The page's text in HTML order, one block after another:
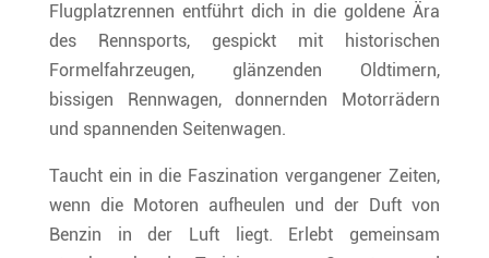
Flugplatzrennen entführt dich in die goldene Ära
des Rennsports, gespickt mit historischen
Formelfahrzeugen, glänzenden Oldtimern,
bissigen Rennwagen, donnernden Motorrädern
und spannenden Seitenwagen.
Taucht ein in die Faszination vergangener Zeiten,
wenn die Motoren aufheulen und der Duft von
Benzin in der Luft liegt. Erlebt gemeinsam